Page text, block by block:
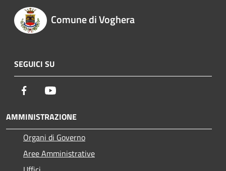
Comune di Voghera
SEGUICI SU
Facebook
AMMINISTRAZIONE
Organi di Governo
Aree Amministrative